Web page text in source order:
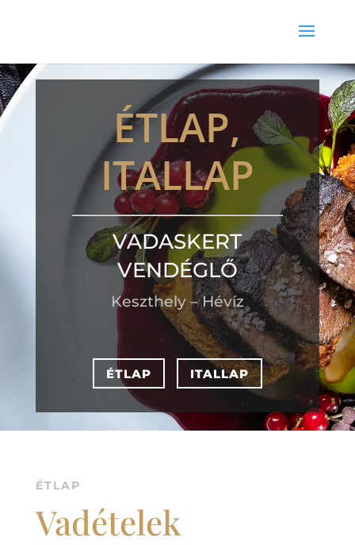
ÉTLAP,
ITALLAP
VADASKERT
VENDÉGLŐ
Keszthely – Hévíz
ÉTLAP ITALLAP
ÉTLAP
Vadételek